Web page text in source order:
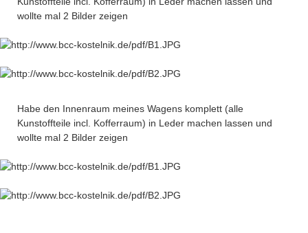
wollte mal 2 Bilder zeigen
Habe den Innenraum meines Wagens komplett (alle
Kunstoffteile incl. Kofferraum) in Leder machen lassen und
wollte mal 2 Bilder zeigen